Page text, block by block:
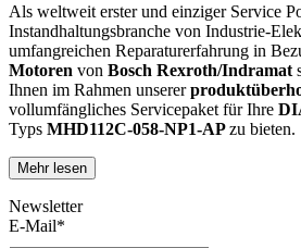
Als weltweit erster und einziger Service
Instandhaltungsbranche von Industrie-
umfangreichen Reparaturerfahrung in
Motoren von Bosch Rexroth/Indramat
Ihnen im Rahmen unserer
vollumfängliches Servicepaket für Ihre
Typs MHD112C-058-NP1-APzu bieten.
Dies unterscheidet unsere
konventionellen Reparaturen:
Mehr lesen
Newsletter
E-Mail*